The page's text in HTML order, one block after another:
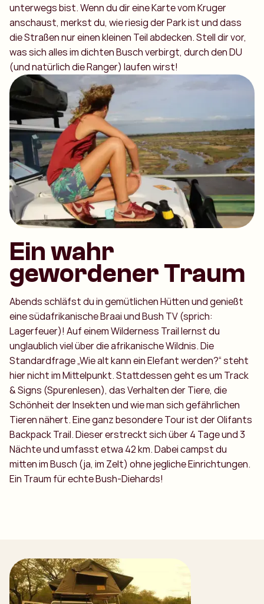
unterwegs bist. Wenn du dir eine Karte vom Kruger
anschaust, merkst du, wie riesig der Park ist und dass
die Straßen nur einen kleinen Teil abdecken. Stell dir vor,
was sich alles im dichten Busch verbirgt, durch den DU
(und natürlich die Ranger) laufen wirst!
Ein wahr
gewordener Traum
Abends schläfst du in gemütlichen Hütten und genießt
eine südafrikanische Braai und Bush TV (sprich:
Lagerfeuer)! Auf einem Wilderness Trail lernst du
unglaublich viel über die afrikanische Wildnis. Die
Standardfrage „Wie alt kann ein Elefant werden?“ steht
hier nicht im Mittelpunkt. Stattdessen geht es um Track
& Signs (Spurenlesen), das Verhalten der Tiere, die
Schönheit der Insekten und wie man sich gefährlichen
Tieren nähert. Eine ganz besondere Tour ist der Olifants
Backpack Trail. Dieser erstreckt sich über 4 Tage und 3
Nächte und umfasst etwa 42 km. Dabei campst du
mitten im Busch (ja, im Zelt) ohne jegliche Einrichtungen.
Ein Traum für echte Bush-Diehards!